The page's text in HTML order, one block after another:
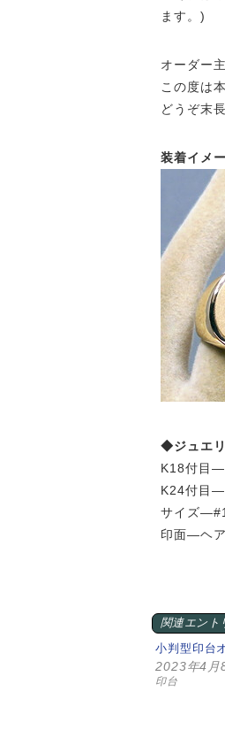
ます。)
オーダー
この度は
どうぞ末
装着イメ
◆ジュエ
K18付目
K24付目
サイズ
印面—ヘ
関連エント
小判型印台
2023年4月
印台